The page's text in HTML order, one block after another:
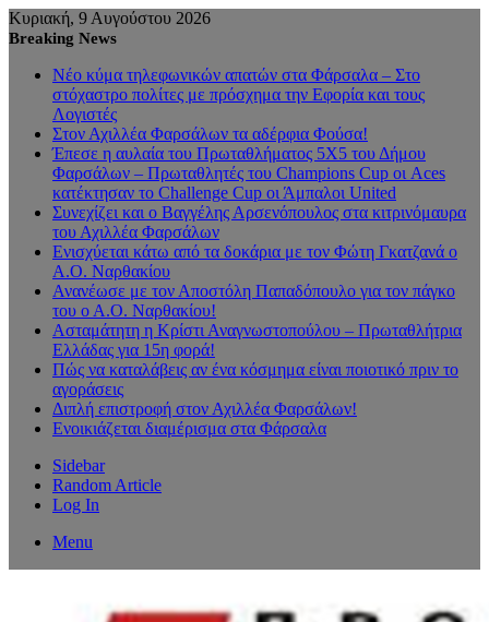
Κυριακή, 9 Αυγούστου 2026
Breaking News
Νέο κύμα τηλεφωνικών απατών στα Φάρσαλα – Στο
στόχαστρο πολίτες με πρόσχημα την Εφορία και τους
Λογιστές
Στον Αχιλλέα Φαρσάλων τα αδέρφια Φούσα!
Έπεσε η αυλαία του Πρωταθλήματος 5Χ5 του Δήμου
Φαρσάλων – Πρωταθλητές του Champions Cup οι Aces
κατέκτησαν το Challenge Cup οι Άμπαλοι United
Συνεχίζει και ο Βαγγέλης Αρσενόπουλος στα κιτρινόμαυρα
του Αχιλλέα Φαρσάλων
Ενισχύεται κάτω από τα δοκάρια με τον Φώτη Γκατζανά ο
Α.Ο. Ναρθακίου
Ανανέωσε με τον Αποστόλη Παπαδόπουλο για τον πάγκο
του ο Α.Ο. Ναρθακίου!
Ασταμάτητη η Κρίστι Αναγνωστοπούλου – Πρωταθλήτρια
Ελλάδας για 15η φορά!
Πώς να καταλάβεις αν ένα κόσμημα είναι ποιοτικό πριν το
αγοράσεις
Διπλή επιστροφή στον Αχιλλέα Φαρσάλων!
Ενοικιάζεται διαμέρισμα στα Φάρσαλα
Sidebar
Random Article
Log In
Menu